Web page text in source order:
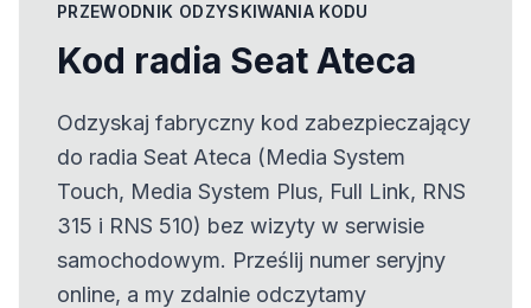
PRZEWODNIK ODZYSKIWANIA KODU
Kod radia Seat Ateca
Odzyskaj fabryczny kod zabezpieczający
do radia Seat Ateca (Media System
Touch, Media System Plus, Full Link, RNS
315 i RNS 510) bez wizyty w serwisie
samochodowym. Prześlij numer seryjny
online, a my zdalnie odczytamy